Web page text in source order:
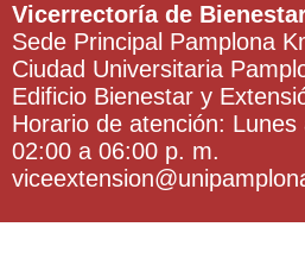
Vicerrectoría de
Sede Principal Pamplona
Ciudad Universitaria
Edificio Bienestar y
Horario de atención:
02:00 a 06:00 p. m.